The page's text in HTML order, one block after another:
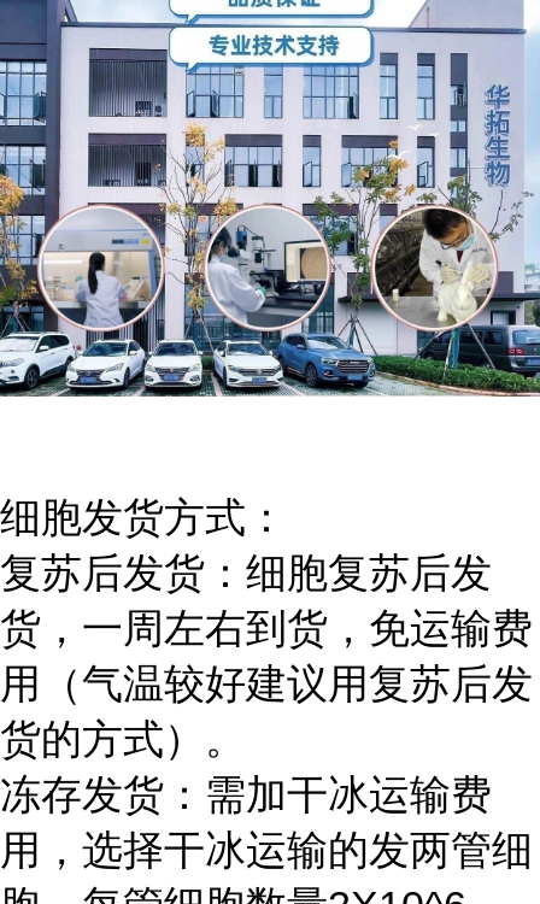
细胞发货方式：
复苏后发货：细胞复苏后发
货，一周左右到货，免运输费
用（气温较好建议用复苏后发
货的方式）。
冻存发货：需加干冰运输费
用，选择干冰运输的发两管细